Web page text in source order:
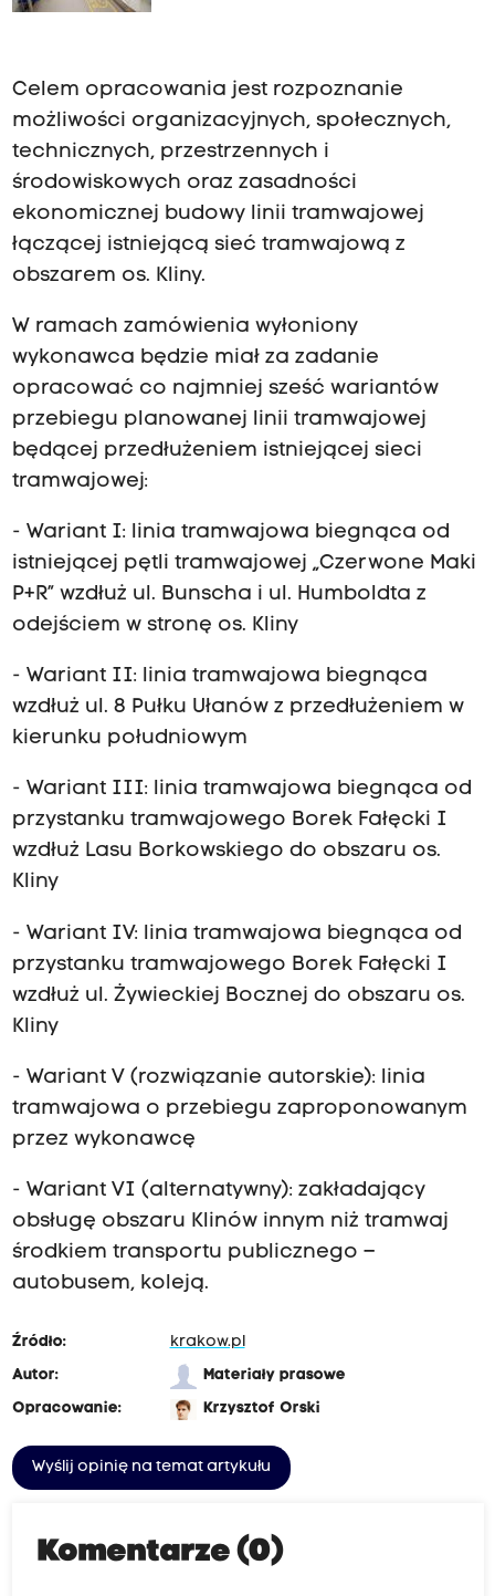
Celem opracowania jest rozpoznanie
możliwości organizacyjnych, społecznych,
technicznych, przestrzennych i
środowiskowych oraz zasadności
ekonomicznej budowy linii tramwajowej
łączącej istniejącą sieć tramwajową z
obszarem os. Kliny.
W ramach zamówienia wyłoniony
wykonawca będzie miał za zadanie
opracować co najmniej sześć wariantów
przebiegu planowanej linii tramwajowej
będącej przedłużeniem istniejącej sieci
tramwajowej:
- Wariant I: linia tramwajowa biegnąca od
istniejącej pętli tramwajowej „Czerwone Maki
P+R” wzdłuż ul. Bunscha i ul. Humboldta z
odejściem w stronę os. Kliny
- Wariant II: linia tramwajowa biegnąca
wzdłuż ul. 8 Pułku Ułanów z przedłużeniem w
kierunku południowym
- Wariant III: linia tramwajowa biegnąca od
przystanku tramwajowego Borek Fałęcki I
wzdłuż Lasu Borkowskiego do obszaru os.
Kliny
- Wariant IV: linia tramwajowa biegnąca od
przystanku tramwajowego Borek Fałęcki I
wzdłuż ul. Żywieckiej Bocznej do obszaru os.
Kliny
- Wariant V (rozwiązanie autorskie): linia
tramwajowa o przebiegu zaproponowanym
przez wykonawcę
- Wariant VI (alternatywny): zakładający
obsługę obszaru Klinów innym niż tramwaj
środkiem transportu publicznego –
autobusem, koleją.
Źródło:
krakow.pl
Autor:
Materiały prasowe
Opracowanie:
Krzysztof Orski
Wyślij opinię na temat artykułu
Komentarze (0)